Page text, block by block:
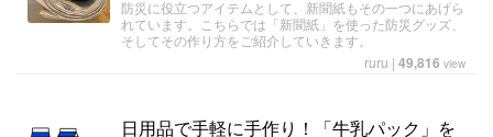
防災に役立つアイテムとして、新聞紙もその一つにあげら
れています。こちらでは「新聞紙」を使った防災グッズ、
そしてその作り方をご紹介していきます。
ruru | 49,816 view
日用品で手軽に手作り！「牛乳パック」を